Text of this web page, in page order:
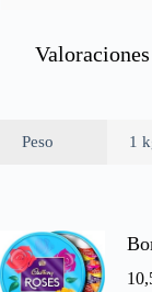
Peso 1